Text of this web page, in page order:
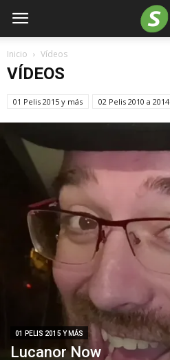
Inicio Vídeos
VÍDEOS
01 Pelis 2015 y más 02 Pelis 2010 a 2014
01 PELIS 2015 Y MÁS
Lucanor Now